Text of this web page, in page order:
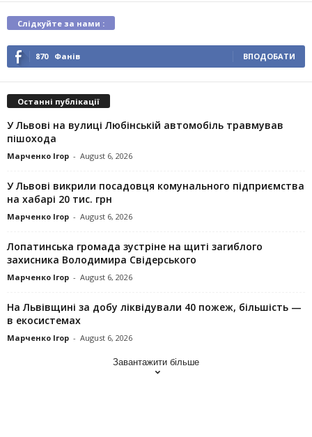
Слідкуйте за нами :
870 Фанів ВПОДОБАТИ
Останні публікації
У Львові на вулиці Любінській автомобіль травмував
пішохода
Марченко Ігор - August 6, 2026
У Львові викрили посадовця комунального підприємства
на хабарі 20 тис. грн
Марченко Ігор - August 6, 2026
Лопатинська громада зустріне на щиті загиблого
захисника Володимира Свідерського
Марченко Ігор - August 6, 2026
На Львівщині за добу ліквідували 40 пожеж, більшість —
в екосистемах
Марченко Ігор - August 6, 2026
Завантажити більше